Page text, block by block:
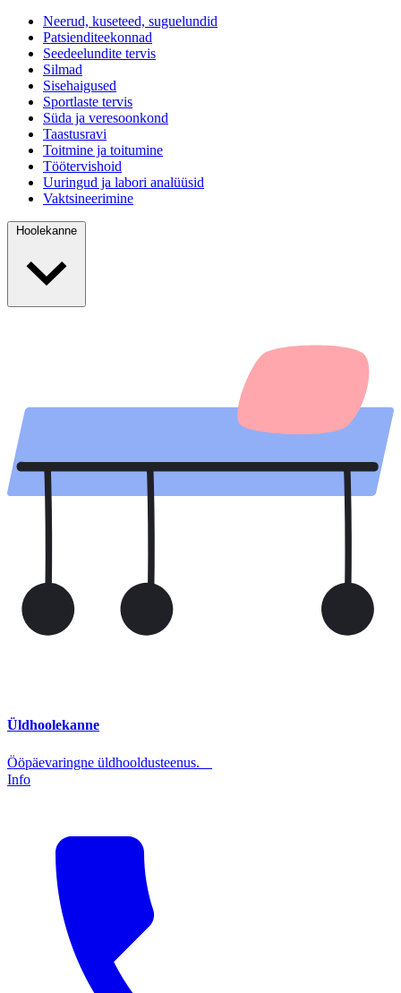
Neerud, kuseteed, suguelundid
Patsienditeekonnad
Seedeelundite tervis
Silmad
Sisehaigused
Sportlaste tervis
Süda ja veresoonkond
Taastusravi
Toitmine ja toitumine
Töötervishoid
Uuringud ja labori analüüsid
Vaktsineerimine
Hoolekanne
Üldhoolekanne
Ööpäevaringne üldhooldusteenus.
Info